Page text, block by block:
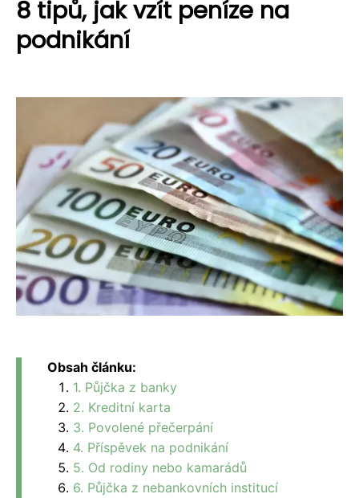
8 tipů, jak vzít peníze na
podnikání
Obsah článku:
1. Půjčka z banky
2. Kreditní karta
3. Povolené přečerpání
4. Příspěvek na podnikání
5. Od rodiny nebo kamarádů
6. Půjčka z nebankovních institucí